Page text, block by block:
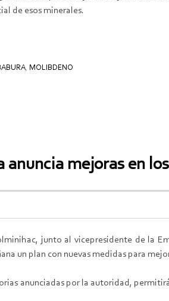
de esos minerales.
, MOLIBDENO
mejoras en
junto al vicepresidente de la
un plan con nuevas medidas para
anunciadas por la autoridad,